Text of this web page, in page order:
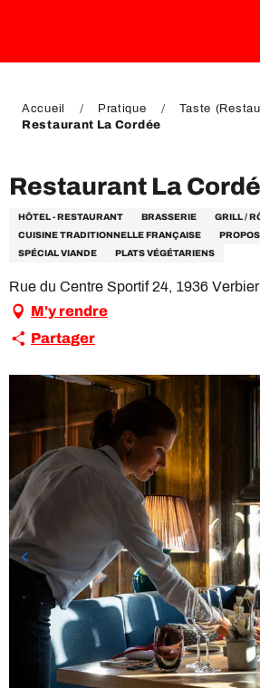
DE
Accueil Pratique
Taste
Restaurant La Cordée
Restaurant La
HÔTEL - RESTAURANT BRASSERIE GRILL /
CUISINE TRADITIONNELLE FRANÇAISE
SPÉCIAL VIANDE
PLATS VÉGÉTARIENS
Rue du Centre Sportif 24, 1936 Verbier
M'y rendre
Partager